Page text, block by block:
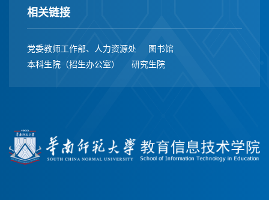
相关链接
党委教师工作部、人力资源处
图书馆
本科生院（招生办公室）
研究生院